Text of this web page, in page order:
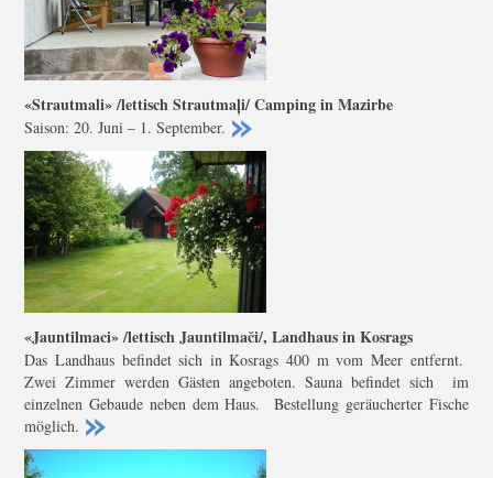
«Strautmali» /lettisch Strautmaļi/ Camping in Mazirbe
Saison: 20. Juni – 1. September.
«Jauntilmaci» /lettisch Jauntilmači/, Landhaus in Kosrags
Das Landhaus befindet sich in Kosrags 400 m vom Meer entfernt.
Zwei Zimmer werden Gästen angeboten. Sauna befindet sich im
einzelnen Gebaude neben dem Haus. Bestellung geräucherter Fische
möglich.